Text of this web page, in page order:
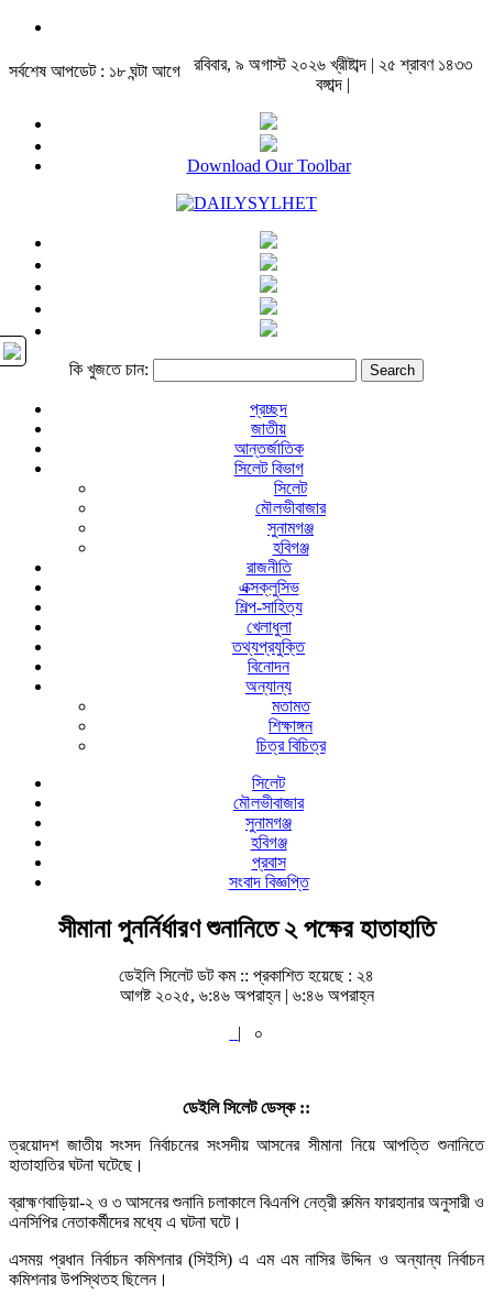
সর্বশেষ আপডেট : ১৮ ঘন্টা আগে
রবিবার, ৯ অগাস্ট ২০২৬ খ্রীষ্টাব্দ | ২৫ শ্রাবণ ১৪৩৩
বঙ্গাব্দ |
Download Our Toolbar
কি খুজতে চান:
প্রচ্ছদ
জাতীয়
আন্তর্জাতিক
সিলেট বিভাগ
সিলেট
মৌলভীবাজার
সুনামগঞ্জ
হবিগঞ্জ
রাজনীতি
এক্সক্লুসিভ
শিল্প-সাহিত্য
খেলাধুলা
তথ্যপ্রযুক্তি
বিনোদন
অন্যান্য
মতামত
শিক্ষাঙ্গন
চিত্র বিচিত্র
সিলেট
মৌলভীবাজার
সুনামগঞ্জ
হবিগঞ্জ
প্রবাস
সংবাদ বিজ্ঞপ্তি
সীমানা পুনর্নির্ধারণ শুনানিতে ২ পক্ষের হাতাহাতি
ডেইলি সিলেট ডট কম :: প্রকাশিত হয়েছে : ২৪
আগষ্ট ২০২৫, ৬:৪৬ অপরাহ্ন | ৬:৪৬ অপরাহ্ন
|
০
ডেইলি সিলেট ডেস্ক ::
ত্রয়োদশ জাতীয় সংসদ নির্বাচনের সংসদীয় আসনের সীমানা নিয়ে আপত্তি শুনানিতে
হাতাহাতির ঘটনা ঘটেছে।
ব্রাহ্মণবাড়িয়া-২ ও ৩ আসনের শুনানি চলাকালে বিএনপি নেত্রী রুমিন ফারহানার অনুসারী ও
এনসিপির নেতাকর্মীদের মধ্যে এ ঘটনা ঘটে।
এসময় প্রধান নির্বাচন কমিশনার (সিইসি) এ এম এম নাসির উদ্দিন ও অন্যান্য নির্বাচন
কমিশনার উপস্থিতহ ছিলেন।